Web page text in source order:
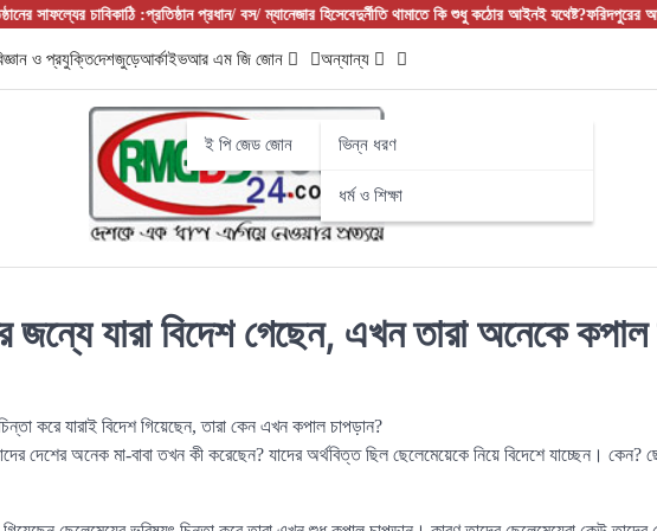
চাবিকাঠি :প্রতিষ্ঠান প্রধান/ বস/ ম্যানেজার হিসেবেদুর্নীতি থামাতে কি শুধু কঠোর আইনই যথেষ্ট?ফরিদপুরের আলফাডাঙ্গায়
ও প্রযুক্তিদেশজুড়েআর্কাইভআর এম জি জোন
ই পি জেড জোন
অন্যান্য
ভিন্ন ধরণ
ধর্ম ও শিক্ষা
জন্যে যারা বিদেশ গেছেন, এখন তারা অনেকে কপাল
করে যারাই বিদেশ গিয়েছেন, তারা কেন এখন কপাল চাপড়ান?
দেশের অনেক মা-বাবা তখন কী করেছেন? যাদের অর্থবিত্ত ছিল ছেলেমেয়েকে নিয়ে বিদেশে যাচ্ছেন। কেন?